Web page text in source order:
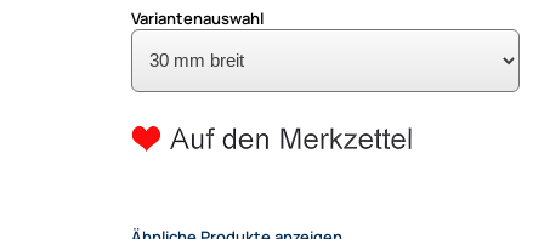
Variantenauswahl